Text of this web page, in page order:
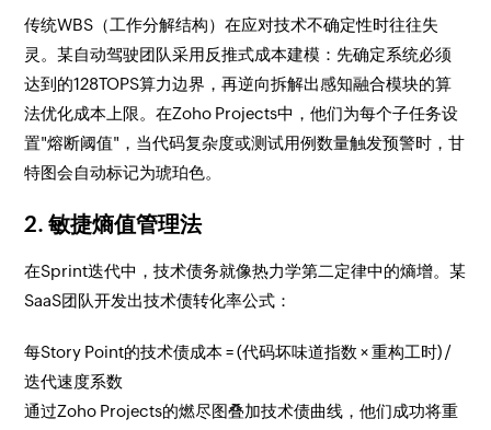
传统WBS（工作分解结构）在应对技术不确定性时往往失
灵。某自动驾驶团队采用反推式成本建模：先确定系统必须
达到的128TOPS算力边界，再逆向拆解出感知融合模块的算
法优化成本上限。在Zoho Projects中，他们为每个子任务设
置"熔断阈值"，当代码复杂度或测试用例数量触发预警时，甘
特图会自动标记为琥珀色。
2. 敏捷熵值管理法
在Sprint迭代中，技术债务就像热力学第二定律中的熵增。某
SaaS团队开发出技术债转化率公式：
每Story Point的技术债成本 = (代码坏味道指数 × 重构工时) /
迭代速度系数
通过Zoho Projects的燃尽图叠加技术债曲线，他们成功将重